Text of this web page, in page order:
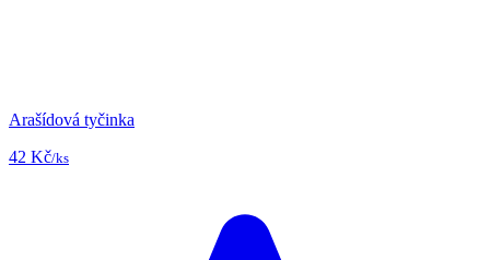
Arašídová tyčinka
42 Kč/ks